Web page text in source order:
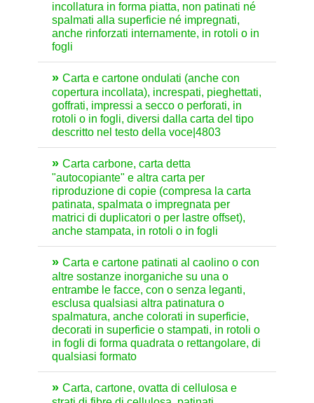
incollatura in forma piatta, non patinati né
spalmati alla superficie né impregnati,
anche rinforzati internamente, in rotoli o in
fogli
Carta e cartone ondulati (anche con
copertura incollata), increspati, pieghettati,
goffrati, impressi a secco o perforati, in
rotoli o in fogli, diversi dalla carta del tipo
descritto nel testo della voce|4803
Carta carbone, carta detta
"autocopiante" e altra carta per
riproduzione di copie (compresa la carta
patinata, spalmata o impregnata per
matrici di duplicatori o per lastre offset),
anche stampata, in rotoli o in fogli
Carta e cartone patinati al caolino o con
altre sostanze inorganiche su una o
entrambe le facce, con o senza leganti,
esclusa qualsiasi altra patinatura o
spalmatura, anche colorati in superficie,
decorati in superficie o stampati, in rotoli o
in fogli di forma quadrata o rettangolare, di
qualsiasi formato
Carta, cartone, ovatta di cellulosa e